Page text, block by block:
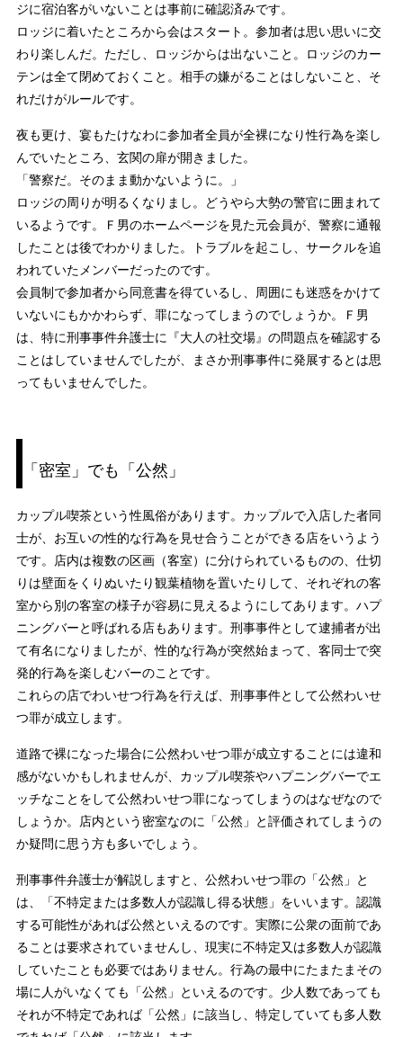
ジに宿泊客がいないことは事前に確認済みです。
ロッジに着いたところから会はスタート。参加者は思い思いに交
わり楽しんだ。ただし、ロッジからは出ないこと。ロッジのカー
テンは全て閉めておくこと。相手の嫌がることはしないこと、そ
れだけがルールです。
夜も更け、宴もたけなわに参加者全員が全裸になり性行為を楽し
んでいたところ、玄関の扉が開きました。
「警察だ。そのまま動かないように。」
ロッジの周りが明るくなりまし。どうやら大勢の警官に囲まれて
いるようです。Ｆ男のホームページを見た元会員が、警察に通報
したことは後でわかりました。トラブルを起こし、サークルを追
われていたメンバーだったのです。
会員制で参加者から同意書を得ているし、周囲にも迷惑をかけて
いないにもかかわらず、罪になってしまうのでしょうか。Ｆ男
は、特に刑事事件弁護士に『大人の社交場』の問題点を確認する
ことはしていませんでしたが、まさか刑事事件に発展するとは思
ってもいませんでした。
「密室」でも「公然」
カップル喫茶という性風俗があります。カップルで入店した者同
士が、お互いの性的な行為を見せ合うことができる店をいうよう
です。店内は複数の区画（客室）に分けられているものの、仕切
りは壁面をくりぬいたり観葉植物を置いたりして、それぞれの客
室から別の客室の様子が容易に見えるようにしてあります。ハプ
ニングバーと呼ばれる店もあります。刑事事件として逮捕者が出
て有名になりましたが、性的な行為が突然始まって、客同士で突
発的行為を楽しむバーのことです。
これらの店でわいせつ行為を行えば、刑事事件として公然わいせ
つ罪が成立します。
道路で裸になった場合に公然わいせつ罪が成立することには違和
感がないかもしれませんが、カップル喫茶やハプニングバーでエ
ッチなことをして公然わいせつ罪になってしまうのはなぜなので
しょうか。店内という密室なのに「公然」と評価されてしまうの
か疑問に思う方も多いでしょう。
刑事事件弁護士が解説しますと、公然わいせつ罪の「公然」と
は、「不特定または多数人が認識し得る状態」をいいます。認識
する可能性があれば公然といえるのです。実際に公衆の面前であ
ることは要求されていませんし、現実に不特定又は多数人が認識
していたことも必要ではありません。行為の最中にたまたまその
場に人がいなくても「公然」といえるのです。少人数であっても
それが不特定であれば「公然」に該当し、特定していても多人数